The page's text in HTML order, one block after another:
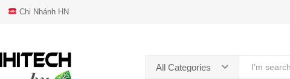
Chi Nhánh HN
All Categories